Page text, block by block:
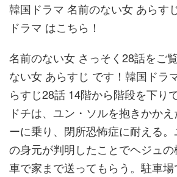
韓国ドラマ 名前のない女 あらす
ドラマ はこちら！
名前のない女 さっそく28話をご
ない女 あらすじ です！韓国ドラ
らすじ28話 14階から階段を下り
ドチは、ユン・ソルを抱きかか
ーに乗り、閉所恐怖症に耐える
の身元が判明したことでヘジュ
車で家まで送ってもらう。駐車